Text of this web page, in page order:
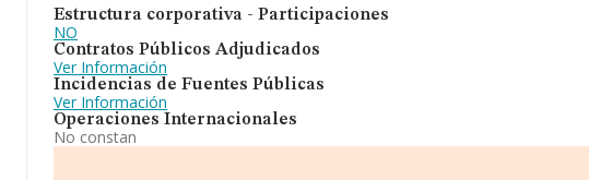
Estructura corporativa - Participaciones
NO
Contratos Públicos Adjudicados
Ver Información
Incidencias de Fuentes Públicas
Ver Información
Operaciones Internacionales
No constan